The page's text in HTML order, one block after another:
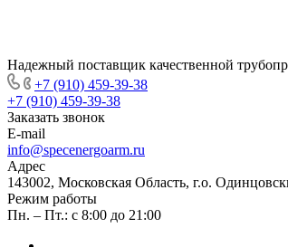
Надежный поставщик качественной
+7 (910) 459-39-38
+7 (910) 459-39-38
Заказать звонок
E-mail
info@specenergoarm.ru
Адрес
143002, Московская Область, г.о.
Режим работы
Пн. – Пт.: с 8:00 до 21:00